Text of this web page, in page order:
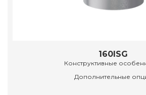
160ISG
Конструктивные
Дополнительные